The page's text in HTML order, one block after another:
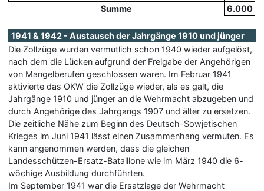
Summe 6.000
1941 & 1942 - Austausch der Jahrgänge 1910 und jünger
Die Zollzüge wurden vermutlich schon 1940 wieder aufgelöst,
nach dem die Lücken aufgrund der Freigabe der Angehörigen
von Mangelberufen geschlossen waren. Im Februar 1941
aktivierte das OKW die Zollzüge wieder, als es galt, die
Jahrgänge 1910 und jünger an die Wehrmacht abzugeben und
durch Angehörige des Jahrgangs 1907 und älter zu ersetzen.
Die zeitliche Nähe zum Beginn des Deutsch-Sowjetischen
Krieges im Juni 1941 lässt einen Zusammenhang vermuten. Es
kann angenommen werden, dass die gleichen
Landesschützen-Ersatz-Bataillone wie im März 1940 die 6-
wöchige Ausbildung durchführten.
Im September 1941 war die Ersatzlage der Wehrmacht